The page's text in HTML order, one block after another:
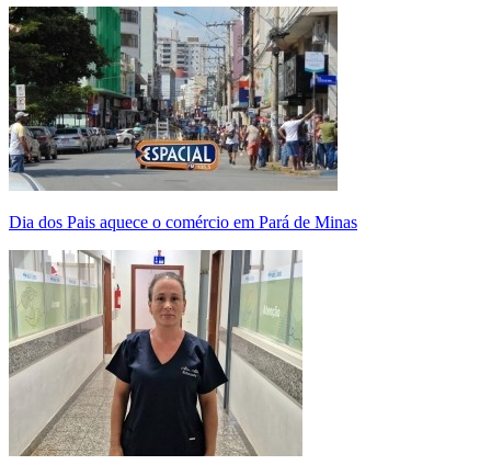
Dia dos Pais aquece o comércio em Pará de Minas